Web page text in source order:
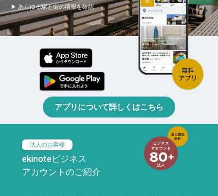
▶ あらゆる駅と街の情報を確認
アプリについて詳しくはこちら
法人のお客様
ekinoteビジネス
アカウントのご紹介